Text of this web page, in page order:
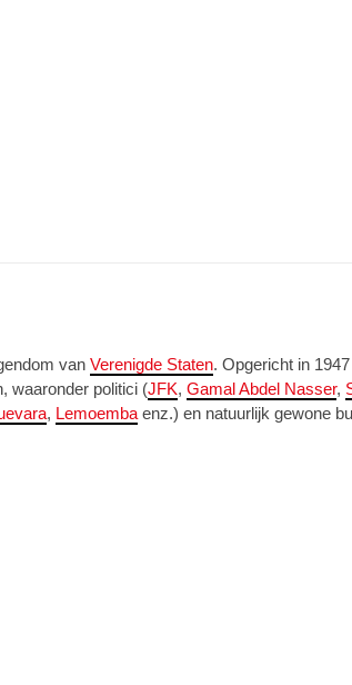
van Verenigde Staten. Opgericht in
waaronder politici (JFK, Gamal Abdel Nasser,
, Lemoemba enz.) en natuurlijk gewone